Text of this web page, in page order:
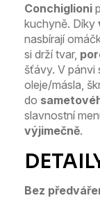
Conchiglioni
kuchyně. Díky
nasbírají
si drží tvar,
šťávy. V pánvi
oleje/másla,
do
slavnostní
výjimečně.
Bez